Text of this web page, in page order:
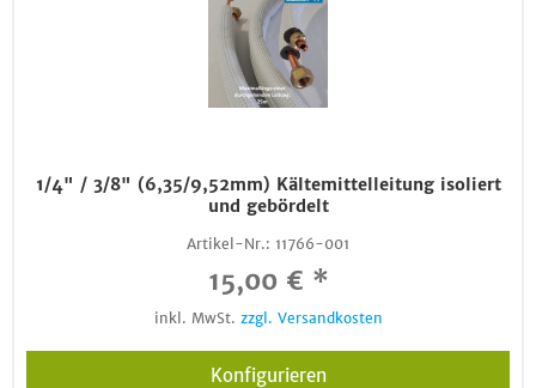
1/4" / 3/8" (6,35/9,52mm) Kältemittelleitung isoliert
und gebördelt
Artikel-Nr.: 11766-001
15,00 € *
inkl. MwSt. zzgl. Versandkosten
Konfigurieren